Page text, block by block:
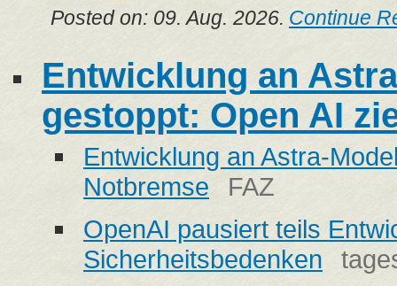
Posted on: 09. Aug. 2026. Continue
Entwicklung an
gestoppt: Open AI
Entwicklung an Astra-
Notbremse
FAZ
OpenAI pausiert teils
Sicherheitsbedenken